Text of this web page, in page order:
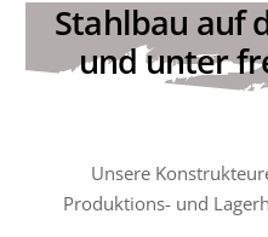
Stahlbau auf
und unter
Unsere
Produktions- und